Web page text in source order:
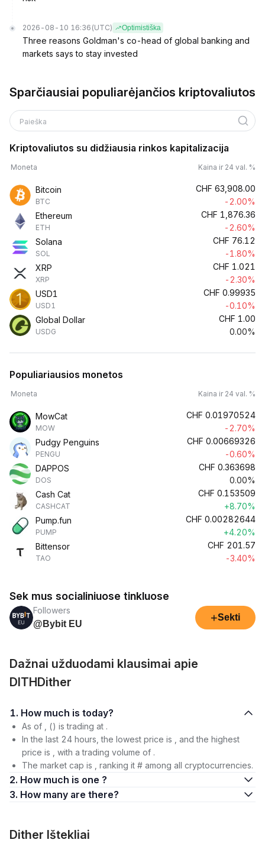
2026-08-10 16:36 (UTC) Optimistiška
Three reasons Goldman's co-head of global banking and
markets says to stay invested
Sparčiausiai populiarėjančios kriptovaliutos
Paieška
Kriptovaliutos su didžiausia rinkos kapitalizacija
Moneta Kaina ir 24 val. %
Bitcoin
BTC
CHF 63,908.00
-2.00%
Ethereum
ETH
CHF 1,876.36
-2.60%
Solana
SOL
CHF 76.12
-1.80%
XRP
XRP
CHF 1.021
-2.30%
USD1
USD1
CHF 0.99935
-0.10%
Global Dollar
USDG
CHF 1.00
0.00%
Populiariausios monetos
Moneta Kaina ir 24 val. %
MowCat
MOW
CHF 0.01970524
-2.70%
Pudgy Penguins
PENGU
CHF 0.00669326
-0.60%
DAPPOS
DOS
CHF 0.363698
0.00%
Cash Cat
CASHCAT
CHF 0.153509
+8.70%
Pump.fun
PUMP
CHF 0.00282644
+4.20%
Bittensor
TAO
CHF 201.57
-3.40%
Sek mus socialiniuose tinkluose
Followers
@Bybit EU
+Sekti
Dažnai užduodami klausimai apie
DITHDither
1. How much is today?
As of , () is trading at .
In the last 24 hours, the lowest price is , and the highest
price is , with a trading volume of .
The market cap is , ranking it # among all cryptocurrencies.
2. How much is one ?
3. How many are there?
Dither Ištekliai